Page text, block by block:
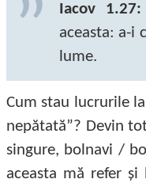
Iacov 1.27:
aceasta: a-i
lume.
Cum stau lucrurile
nepătată”? Devin
singure, bolnavi /
aceasta mă refer